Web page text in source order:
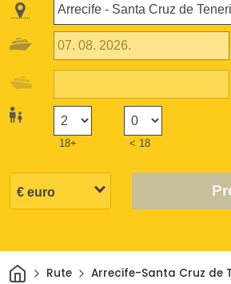
18+ < 18
DomRute Arrecife-Santa Cruz de